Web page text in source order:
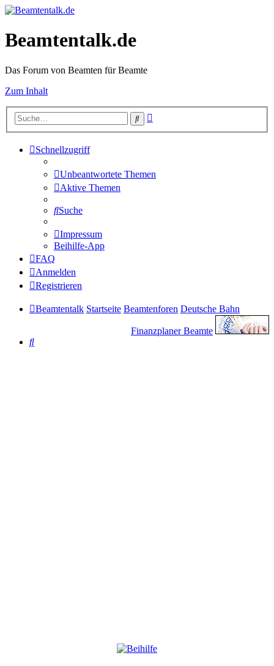
Beamtentalk.de
Das Forum von Beamten für Beamte
Zum Inhalt
Suche
Schnellzugriff
Unbeantwortete Themen
Aktive Themen
Suche
Impressum
Beihilfe-App
FAQ
Anmelden
Registrieren
Beamtentalk Startseite Beamtenforen Deutsche Bahn
Finanzplaner Beamte
Suche